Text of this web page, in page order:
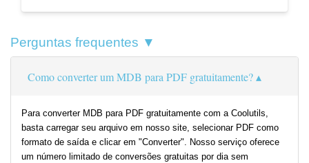
Perguntas frequentes ▼
Como converter um MDB para PDF gratuitamente?
Para converter MDB para PDF gratuitamente com a Coolutils,
basta carregar seu arquivo em nosso site, selecionar PDF como
formato de saída e clicar em "Converter". Nosso serviço oferece
um número limitado de conversões gratuitas por dia sem